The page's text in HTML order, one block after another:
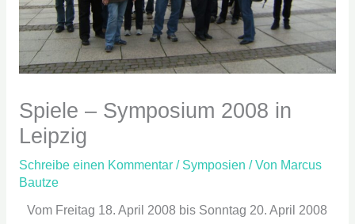
Spiele – Symposium 2008 in
Leipzig
Schreibe einen Kommentar / Symposien / Von Marcus
Bautze
Vom Freitag 18. April 2008 bis Sonntag 20. April 2008